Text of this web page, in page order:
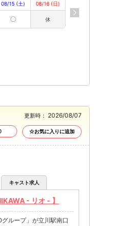
08/15 (土)
〇
08/16 (日)
休
更新時： 2026/08/07
☆お気に入りに追加
キャスト求人
- リオ - 】
ループ」が立川駅南口